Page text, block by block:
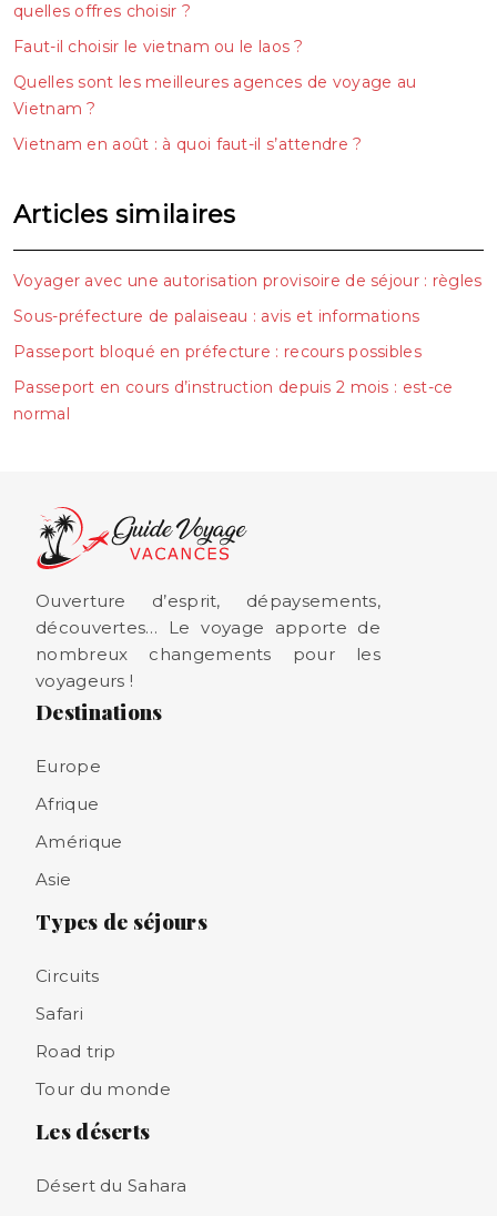
quelles offres choisir ?
Faut-il choisir le vietnam ou le laos ?
Quelles sont les meilleures agences de voyage au
Vietnam ?
Vietnam en août : à quoi faut-il s’attendre ?
Articles similaires
Voyager avec une autorisation provisoire de séjour : règles
Sous-préfecture de palaiseau : avis et informations
Passeport bloqué en préfecture : recours possibles
Passeport en cours d’instruction depuis 2 mois : est-ce
normal
Ouverture d’esprit, dépaysements,
découvertes… Le voyage apporte de
nombreux changements pour les
voyageurs !
Destinations
Europe
Afrique
Amérique
Asie
Types de séjours
Circuits
Safari
Road trip
Tour du monde
Les déserts
Désert du Sahara